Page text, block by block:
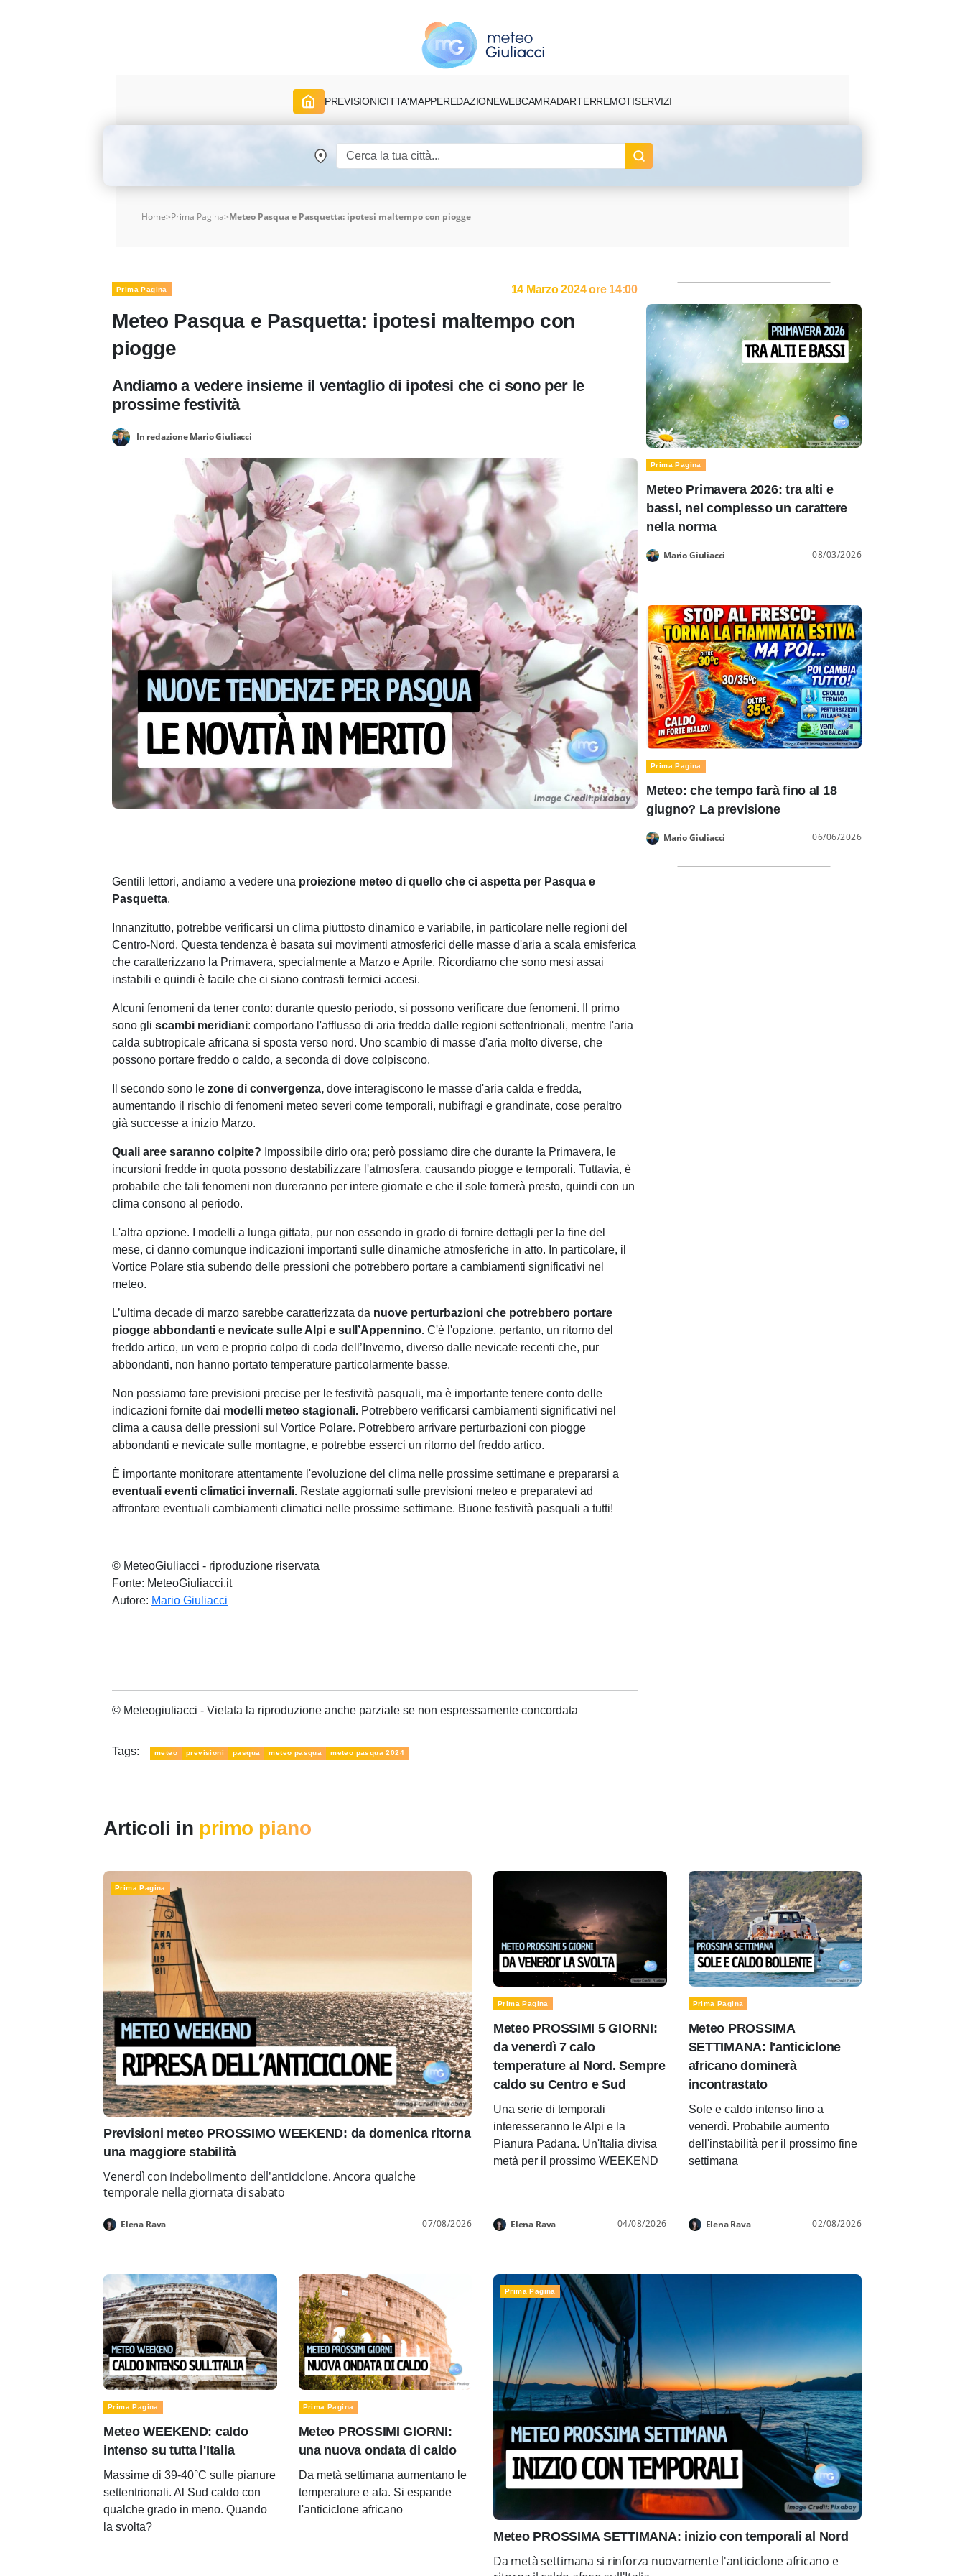
PREVISIONICITTA'MAPPEREDAZIONEWEBCAMRADARTERREMOTISERVIZI
Home>Prima Pagina>Meteo Pasqua e Pasquetta: ipotesi maltempo con piogge
Prima Pagina 14 Marzo 2024 ore 14:00
Meteo Pasqua e Pasquetta: ipotesi maltempo con
piogge
Andiamo a vedere insieme il ventaglio di ipotesi che ci sono per le
prossime festività
In redazione Mario Giuliacci
Gentili lettori, andiamo a vedere una proiezione meteo di quello che ci aspetta per Pasqua e
Pasquetta.
Innanzitutto, potrebbe verificarsi un clima piuttosto dinamico e variabile, in particolare nelle regioni del
Centro-Nord. Questa tendenza è basata sui movimenti atmosferici delle masse d'aria a scala emisferica
che caratterizzano la Primavera, specialmente a Marzo e Aprile. Ricordiamo che sono mesi assai
instabili e quindi è facile che ci siano contrasti termici accesi.
Alcuni fenomeni da tener conto: durante questo periodo, si possono verificare due fenomeni. Il primo
sono gli scambi meridiani: comportano l'afflusso di aria fredda dalle regioni settentrionali, mentre l'aria
calda subtropicale africana si sposta verso nord. Uno scambio di masse d'aria molto diverse, che
possono portare freddo o caldo, a seconda di dove colpiscono.
Il secondo sono le zone di convergenza, dove interagiscono le masse d'aria calda e fredda,
aumentando il rischio di fenomeni meteo severi come temporali, nubifragi e grandinate, cose peraltro
già successe a inizio Marzo.
Quali aree saranno colpite? Impossibile dirlo ora; però possiamo dire che durante la Primavera, le
incursioni fredde in quota possono destabilizzare l'atmosfera, causando piogge e temporali. Tuttavia, è
probabile che tali fenomeni non dureranno per intere giornate e che il sole tornerà presto, quindi con un
clima consono al periodo.
L'altra opzione. I modelli a lunga gittata,‍ pur non essendo ‍in grado di fornire dettagli per la​ fine del⁤
mese, ci danno comunque indicazioni importanti sulle dinamiche atmosferiche in atto. In particolare, il
Vortice ⁢Polare stia subendo delle pressioni che ‍potrebbero‍ portare a cambiamenti significativi nel
meteo.
L’ultima decade di marzo ⁣sarebbe ‌caratterizzata da nuove perturbazioni che potrebbero portare
piogge abbondanti e nevicate sulle Alpi e⁤ sull’Appennino. C'è l'opzione, pertanto,⁢ un ritorno‌ del
freddo artico, un vero e proprio colpo di coda dell’Inverno, diverso dalle nevicate recenti che, ‌pur
abbondanti, non hanno ​portato temperature particolarmente basse.
Non possiamo fare previsioni precise per le festività pasquali, ma è importante tenere conto delle
indicazioni fornite dai modelli meteo stagionali. Potrebbero verificarsi cambiamenti significativi nel
clima a causa delle pressioni sul Vortice Polare. Potrebbero arrivare perturbazioni con piogge
abbondanti e nevicate sulle montagne, e potrebbe esserci un ritorno del freddo artico.
È importante monitorare attentamente l'evoluzione del clima nelle prossime settimane e prepararsi a
eventuali eventi climatici invernali. Restate aggiornati sulle previsioni meteo e preparatevi ad
affrontare eventuali cambiamenti climatici nelle prossime settimane. Buone festività pasquali a tutti!
© MeteoGiuliacci - riproduzione riservata
Fonte: MeteoGiuliacci.it
Autore: Mario Giuliacci
© Meteogiuliacci - Vietata la riproduzione anche parziale se non espressamente concordata
Tags: meteo previsioni pasqua meteo pasqua meteo pasqua 2024
Prima Pagina
Meteo Primavera 2026: tra alti e
bassi, nel complesso un carattere
nella norma
Mario Giuliacci 08/03/2026
Prima Pagina
Meteo: che tempo farà fino al 18
giugno? La previsione
Mario Giuliacci 06/06/2026
Articoli in primo piano
Prima Pagina
Previsioni meteo PROSSIMO WEEKEND: da domenica ritorna
una maggiore stabilità
Venerdì con indebolimento dell'anticiclone. Ancora qualche
temporale nella giornata di sabato
Elena Rava 07/08/2026
Prima Pagina
Meteo PROSSIMI 5 GIORNI:
da venerdì 7 calo
temperature al Nord. Sempre
caldo su Centro e Sud
Una serie di temporali
interesseranno le Alpi e la
Pianura Padana. Un'Italia divisa
metà per il prossimo WEEKEND
Elena Rava 04/08/2026
Prima Pagina
Meteo PROSSIMA
SETTIMANA: l'anticiclone
africano dominerà
incontrastato
Sole e caldo intenso fino a
venerdì. Probabile aumento
dell'instabilità per il prossimo fine
settimana
Elena Rava 02/08/2026
Prima Pagina
Meteo WEEKEND: caldo
intenso su tutta l'Italia
Massime di 39-40°C sulle pianure
settentrionali. Al Sud caldo con
qualche grado in meno. Quando
la svolta?
Prima Pagina
Meteo PROSSIMI GIORNI:
una nuova ondata di caldo
Da metà settimana aumentano le
temperature e afa. Si espande
l'anticiclone africano
Prima Pagina
Meteo PROSSIMA SETTIMANA: inizio con temporali al Nord
Da metà settimana si rinforza nuovamente l'anticiclone africano e